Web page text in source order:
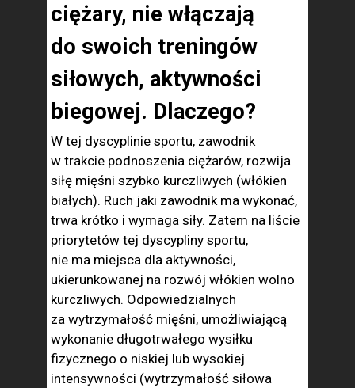
ciężary, nie włączają
do swoich treningów
siłowych, aktywności
biegowej. Dlaczego?
W tej dyscyplinie sportu, zawodnik
w trakcie podnoszenia ciężarów, rozwija
siłę mięśni szybko kurczliwych (włókien
białych). Ruch jaki zawodnik ma wykonać,
trwa krótko i wymaga siły. Zatem na liście
priorytetów tej dyscypliny sportu,
nie ma miejsca dla aktywności,
ukierunkowanej na rozwój włókien wolno
kurczliwych. Odpowiedzialnych
za wytrzymałość mięśni, umożliwiającą
wykonanie długotrwałego wysiłku
fizycznego o niskiej lub wysokiej
intensywności (wytrzymałość siłowa